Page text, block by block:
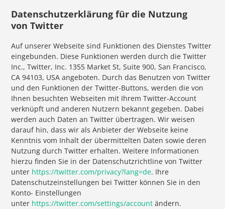
Datenschutzerklärung für die Nutzung
von Twitter
Auf unserer Webseite sind Funktionen des Dienstes Twitter
eingebunden. Diese Funktionen werden durch die Twitter
Inc., Twitter, Inc. 1355 Market St, Suite 900, San Francisco,
CA 94103, USA angeboten. Durch das Benutzen von Twitter
und den Funktionen der Twitter-Buttons, werden die von
Ihnen besuchten Webseiten mit Ihrem Twitter-Account
verknüpft und anderen Nutzern bekannt gegeben. Dabei
werden auch Daten an Twitter übertragen. Wir weisen
darauf hin, dass wir als Anbieter der Webseite keine
Kenntnis vom Inhalt der übermittelten Daten sowie deren
Nutzung durch Twitter erhalten. Weitere Informationen
hierzu finden Sie in der Datenschutzrichtline von Twitter
unter https://twitter.com/privacy?lang=de. Ihre
Datenschutzeinstellungen bei Twitter können Sie in den
Konto- Einstellungen
unter https://twitter.com/settings/account ändern.